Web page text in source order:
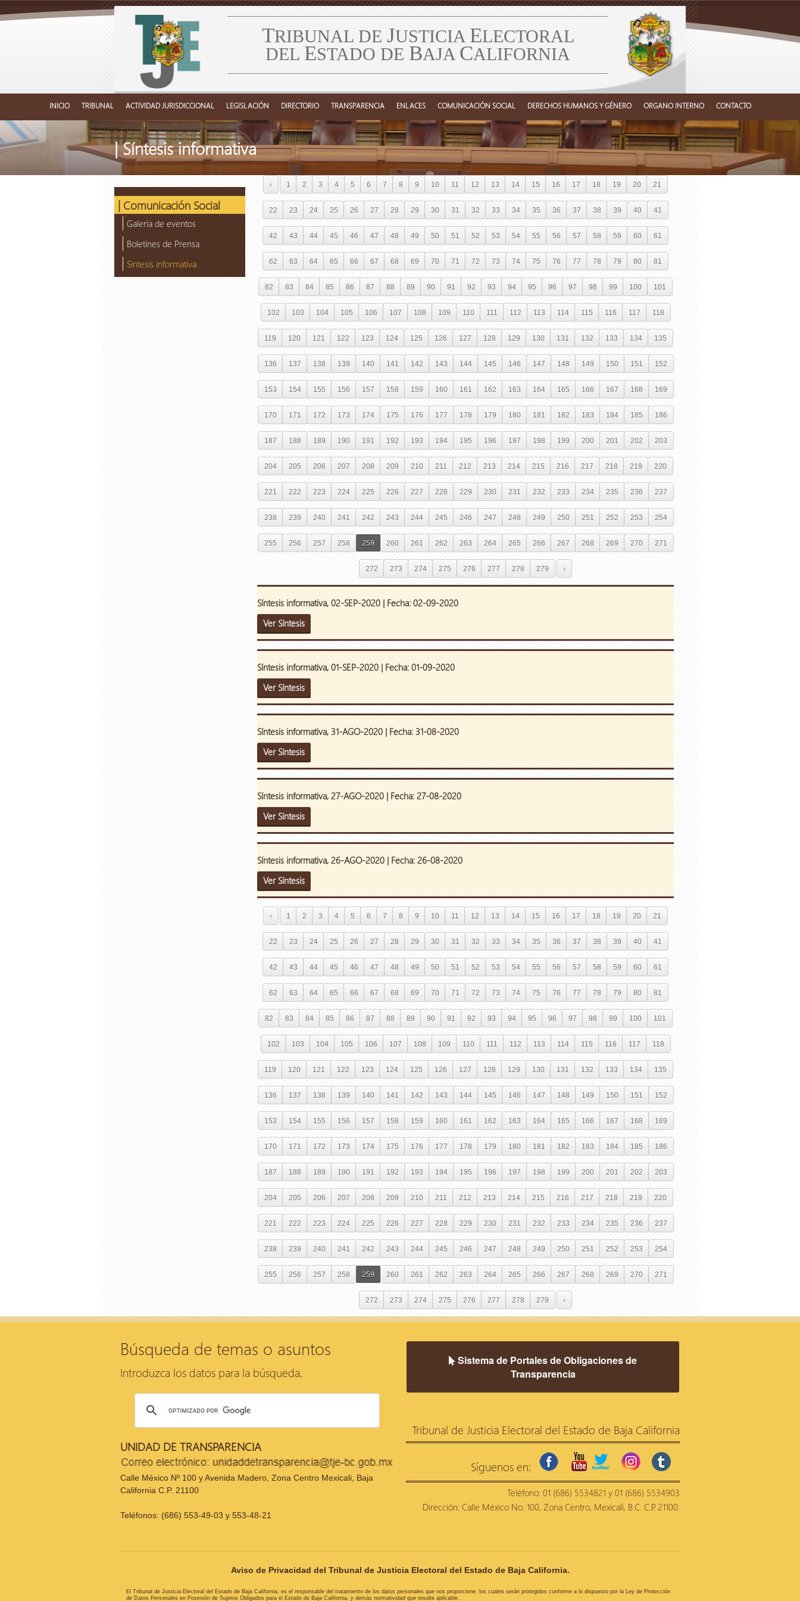
TRIBUNAL DE JUSTICIA ELECTORAL
DEL ESTADO DE BAJA CALIFORNIA
INICIO TRIBUNAL ACTIVIDAD JURISDICCIONAL LEGISLACIÓN DIRECTORIO TRANSPARENCIA ENLACES COMUNICACIÓN SOCIAL DERECHOS HUMANOS Y GÉNERO ORGANO INTERNO CONTACTO
| Síntesis informativa
| Comunicación Social
Galería de eventos
Boletines de Prensa
Síntesis informativa
‹ 1 2 3 4 5 6 7 8 9 10 11 12 13 14 15 16 17 18 19 20 21
22 23 24 25 26 27 28 29 30 31 32 33 34 35 36 37 38 39 40 41
42 43 44 45 46 47 48 49 50 51 52 53 54 55 56 57 58 59 60 61
62 63 64 65 66 67 68 69 70 71 72 73 74 75 76 77 78 79 80 81
82 83 84 85 86 87 88 89 90 91 92 93 94 95 96 97 98 99 100 101
102 103 104 105 106 107 108 109 110 111 112 113 114 115 116 117 118
119 120 121 122 123 124 125 126 127 128 129 130 131 132 133 134 135
136 137 138 139 140 141 142 143 144 145 146 147 148 149 150 151 152
153 154 155 156 157 158 159 160 161 162 163 164 165 166 167 168 169
170 171 172 173 174 175 176 177 178 179 180 181 182 183 184 185 186
187 188 189 190 191 192 193 194 195 196 197 198 199 200 201 202 203
204 205 206 207 208 209 210 211 212 213 214 215 216 217 218 219 220
221 222 223 224 225 226 227 228 229 230 231 232 233 234 235 236 237
238 239 240 241 242 243 244 245 246 247 248 249 250 251 252 253 254
255 256 257 258 259 260 261 262 263 264 265 266 267 268 269 270 271
272 273 274 275 276 277 278 279 ›
Síntesis informativa, 02-SEP-2020 | Fecha: 02-09-2020
Ver Síntesis
Síntesis informativa, 01-SEP-2020 | Fecha: 01-09-2020
Ver Síntesis
Síntesis informativa, 31-AGO-2020 | Fecha: 31-08-2020
Ver Síntesis
Síntesis informativa, 27-AGO-2020 | Fecha: 27-08-2020
Ver Síntesis
Síntesis informativa, 26-AGO-2020 | Fecha: 26-08-2020
Ver Síntesis
‹ 1 2 3 4 5 6 7 8 9 10 11 12 13 14 15 16 17 18 19 20 21
22 23 24 25 26 27 28 29 30 31 32 33 34 35 36 37 38 39 40 41
42 43 44 45 46 47 48 49 50 51 52 53 54 55 56 57 58 59 60 61
62 63 64 65 66 67 68 69 70 71 72 73 74 75 76 77 78 79 80 81
82 83 84 85 86 87 88 89 90 91 92 93 94 95 96 97 98 99 100 101
102 103 104 105 106 107 108 109 110 111 112 113 114 115 116 117 118
119 120 121 122 123 124 125 126 127 128 129 130 131 132 133 134 135
136 137 138 139 140 141 142 143 144 145 146 147 148 149 150 151 152
153 154 155 156 157 158 159 160 161 162 163 164 165 166 167 168 169
170 171 172 173 174 175 176 177 178 179 180 181 182 183 184 185 186
187 188 189 190 191 192 193 194 195 196 197 198 199 200 201 202 203
204 205 206 207 208 209 210 211 212 213 214 215 216 217 218 219 220
221 222 223 224 225 226 227 228 229 230 231 232 233 234 235 236 237
238 239 240 241 242 243 244 245 246 247 248 249 250 251 252 253 254
255 256 257 258 259 260 261 262 263 264 265 266 267 268 269 270 271
272 273 274 275 276 277 278 279 ›
Búsqueda de temas o asuntos
Introduzca los datos para la búsqueda.
UNIDAD DE TRANSPARENCIA
Calle México Nº 100 y Avenida Madero, Zona Centro Mexicali, Baja
California C.P. 21100
Teléfonos: (686) 553-49-03 y 553-48-21
Sistema de Portales de Obligaciones de
Transparencia
Tribunal de Justicia Electoral del Estado de Baja California
Síguenos en:
facebookyoutubetwitter
Teléfono: 01 (686) 5534821 y 01 (686) 5534903
Dirección: Calle México No. 100, Zona Centro, Mexicali, B.C. C.P. 21100.
Aviso de Privacidad del Tribunal de Justicia Electoral del Estado de Baja California.
El Tribunal de Justicia Electoral del Estado de Baja California, es el responsable del tratamiento de los datos personales que nos proporcione, los cuales serán protegidos conforme a lo dispuesto por la Ley de Protección
de Datos Personales en Posesión de Sujetos Obligados para el Estado de Baja California, y demás normatividad que resulte aplicable.